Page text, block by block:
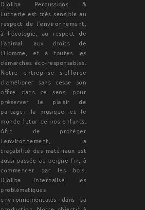
Djoliba Percussions &
Lutherie est très sensible au
respect de l'environnement,
à l'écologie, au respect de
l'animal, aux droits de
l'Homme, et à toutes les
démarches éco-responsables.
Notre entreprise s'efforce
d'améliorer sans cesse son
offre dans ce sens, pour
préserver le plaisir de
partager la musique et le
monde futur de nos enfants.
Afin de protéger
l’environnement, la
traçabilité des matériaux est
aussi passée au peigne fin, à
commencer par les bois.
Djoliba internalise les
problématiques
environnementales dans sa